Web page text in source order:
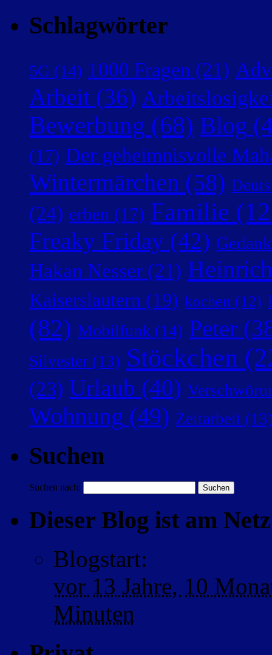
Schlagwörter
5G (14) 1000 Fragen (21)
Arbeit (36)
Bewerbung (68) Blog
(17) Der geheimnisvolle
Wintermärchen (58)
(24) erben (17) Familie
Freaky Friday (42)
Hakan Nesser (21)
Kaiserslautern (19) kochen (12)
(82) Mobilfunk (14) Peter
Silvester (13) Stöckchen
(23) Urlaub (40)
Wohnung (49) Zeitarbeit
Suchen
Suchen nach:
Dieser Blog ist am
Blogstart:
vor 13 Jahre, 10
Minuten